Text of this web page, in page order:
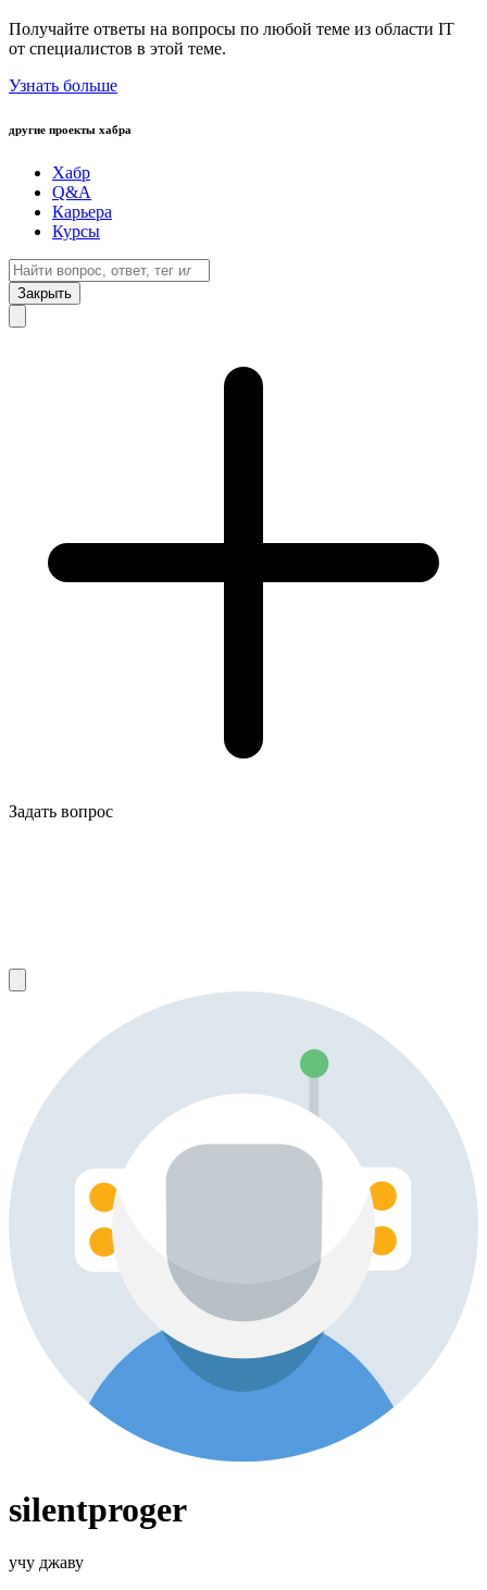
Получайте ответы на вопросы по любой теме из области IT
от специалистов в этой теме.
Узнать больше
другие проекты хабра
Хабр
Q&A
Карьера
Курсы
Закрыть
Задать вопрос
silentproger
учу джаву